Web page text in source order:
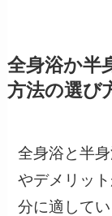
全身浴か半
方法の選び
全身浴と半
やデメリッ
分に適して